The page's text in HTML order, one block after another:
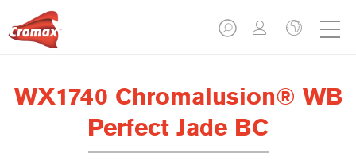
WX1740 Chromalusion® WB
Perfect Jade BC